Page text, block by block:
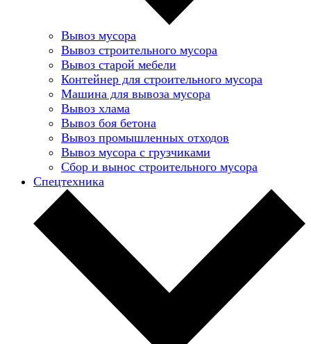
Вывоз мусора
Вывоз строительного мусора
Вывоз старой мебели
Контейнер для строительного мусора
Машина для вывоза мусора
Вывоз хлама
Вывоз боя бетона
Вывоз промышленных отходов
Вывоз мусора с грузчиками
Сбор и вынос строительного мусора
Спецтехника